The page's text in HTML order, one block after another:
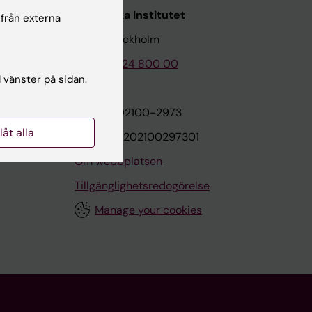
Karolinska Institutet
171 77 Stockholm
Tel: 08-524 800 00
Org.nr: 202100-2973
VAT.nr: SE202100297301
Om webbplatsen
Tillgänglighetsredogörelse
Manage your cookies
externa
på sidan.
alla